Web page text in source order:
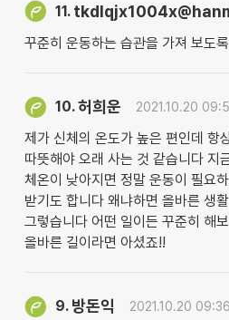
11.
꾸준히 운동하는 습관을 가져 보도
10.허희운 2021.10.20
제가 신체의 온도가 높은 편인데 항
따뜻해야 오래 사는 것 같습니다 지
체온이 낮아지면 정말 운동이 필요
받기도 합니다 왜냐하면 올바른 생
그렇습니다 어떤 일이든 꾸준히 해
올바른 길이라면 아셨죠!!
9. 방돈익 2021.10.20 09:36